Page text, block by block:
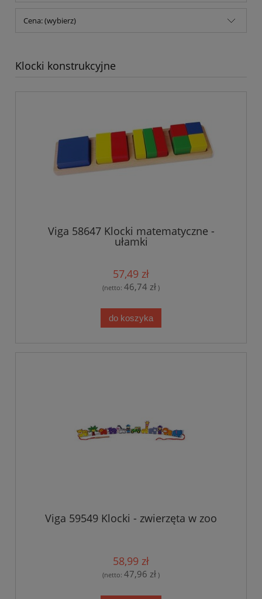
Cena: (wybierz)
Klocki konstrukcyjne
Viga 58647 Klocki matematyczne -
ułamki
57,49 zł
(netto: 46,74 zł )
do koszyka
Viga 59549 Klocki - zwierzęta w zoo
58,99 zł
(netto: 47,96 zł )